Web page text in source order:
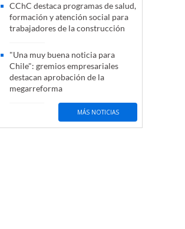
CChC destaca programas de salud,
formación y atención social para
trabajadores de la construcción
"Una muy buena noticia para
Chile": gremios empresariales
destacan aprobación de la
megarreforma
MÁS NOTICIAS